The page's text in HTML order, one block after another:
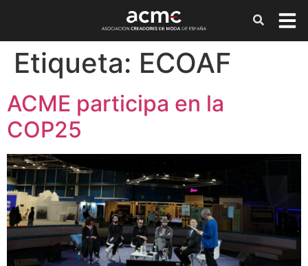
Etiqueta: ECOAF
ACME participa en la
COP25